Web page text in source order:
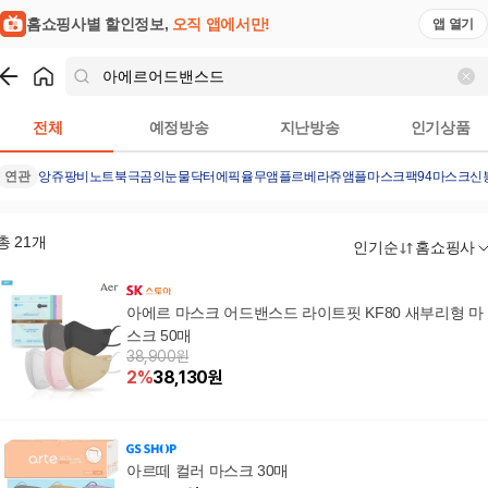
홈쇼핑사별 할인정보, 오직 앱에서만! 앱 열기
전체 예정방송 지난방송 인기상품
연관 앙쥬팡비노트북극곰의눈물닥터에픽율무앰플르베라쥬앰플마스크팩94마스크신
21 개 인기순 홈쇼핑사
아에르 마스크 어드밴스드 라이트핏 KF80 새부리형 마
스크 50매
38,900원
2%38,130원
아르떼 컬러 마스크 30매